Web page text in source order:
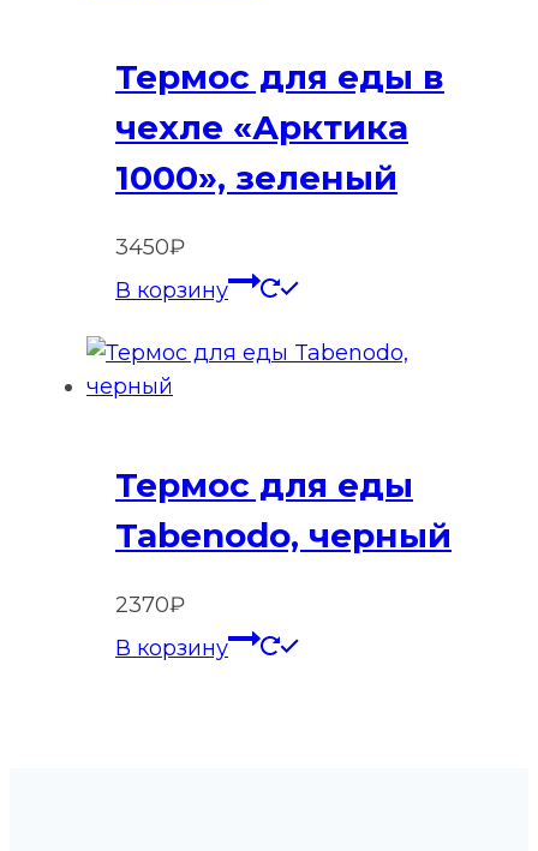
Термос для еды в
чехле «Арктика
1000», зеленый
3450₽
В корзину
Термос для еды
Tabenodo, черный
2370₽
В корзину